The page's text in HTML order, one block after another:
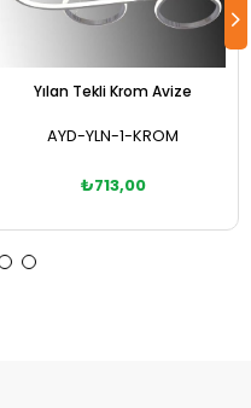
Yılan Tekli Krom Avize
AYD-YLN-1-KROM
₺713,00